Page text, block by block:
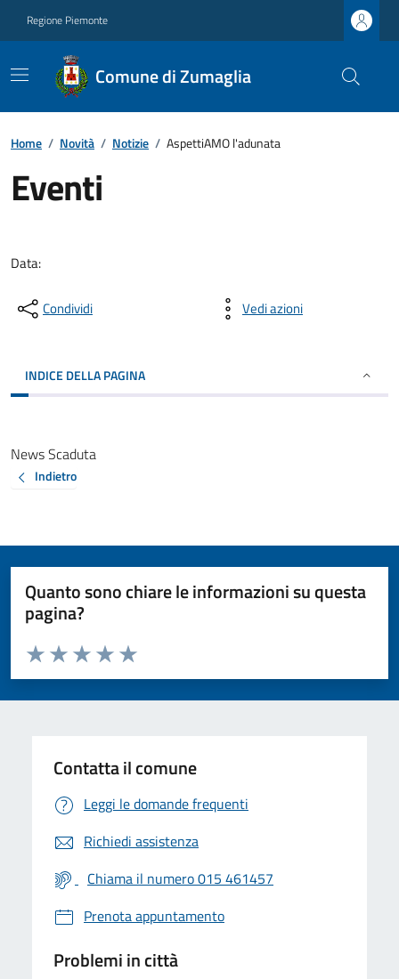
Regione Piemonte
Comune di Zumaglia
Home / Novità / Notizie / AspettiAMO l'adunata
Eventi
Data:
Condividi Vedi azioni
INDICE DELLA PAGINA
News Scaduta
Indietro
Quanto sono chiare le informazioni su questa
pagina?
Valuta da 1 a 5 stelle la pagina
Valuta 5 stelle su 5
Valuta 4 stelle su 5
Valuta 3 stelle su 5
Valuta 2 stelle su 5
Valuta 1 stelle su 5
Contatta il comune
Leggi le domande frequenti
Richiedi assistenza
Chiama il numero 015 461457
Prenota appuntamento
Problemi in città